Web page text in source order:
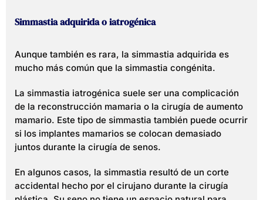
Simmastia adquirida o iatrogénica
Aunque también es rara, la simmastia adquirida es
mucho más común que la simmastia congénita.
La simmastia iatrogénica suele ser una complicación
de la reconstrucción mamaria o la cirugía de aumento
mamario. Este tipo de simmastia también puede ocurrir
si los implantes mamarios se colocan demasiado
juntos durante la cirugía de senos.
En algunos casos, la simmastia resultó de un corte
accidental hecho por el cirujano durante la cirugía